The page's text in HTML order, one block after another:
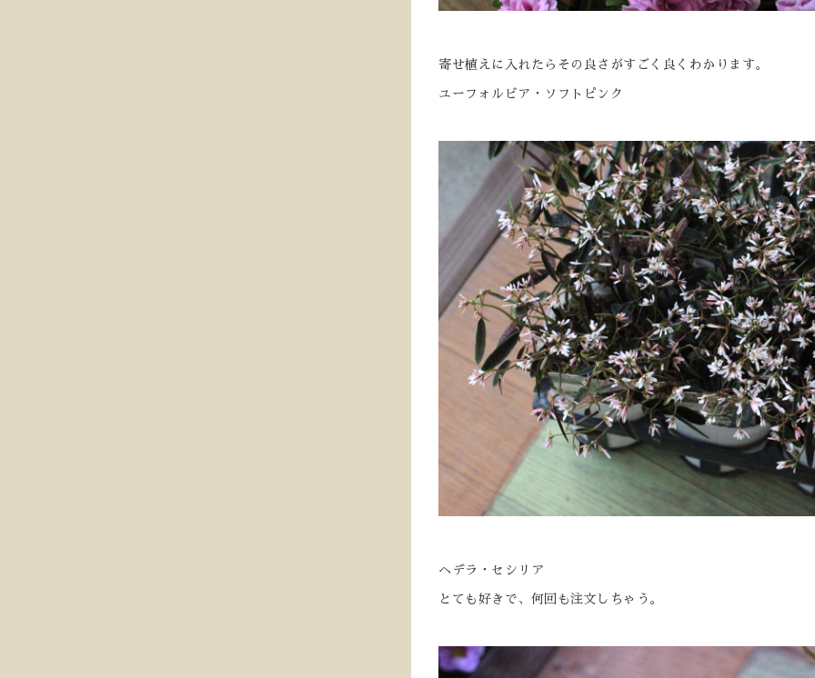
寄せ植えに入れたらその良さがすごく良くわかります。
ユーフォルビア・ソフトピンク
ヘデラ・セシリア
とても好きで、何回も注文しちゃう。